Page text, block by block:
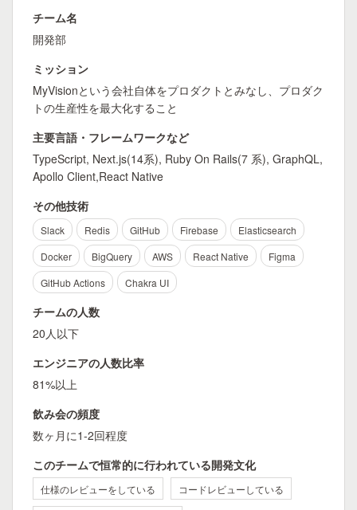
チーム名
開発部
ミッション
MyVisionという会社自体をプロダクトとみなし、プロダク
トの生産性を最大化すること
主要言語・フレームワークなど
TypeScript, Next.js(14系), Ruby On Rails(7 系), GraphQL,
Apollo Client,React Native
その他技術
Slack Redis GitHub Firebase
Elasticsearch
Docker
BigQuery AWS React Native
Figma
GitHub Actions
Chakra UI
チームの人数
20人以下
エンジニアの人数比率
81%以上
飲み会の頻度
数ヶ月に1-2回程度
このチームで恒常的に行われている開発文化
仕様のレビューをしている コードレビューしている